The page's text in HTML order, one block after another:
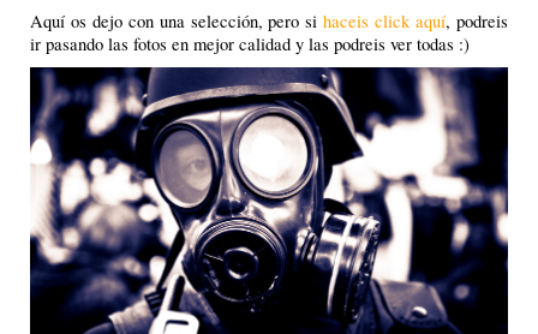
Aquí os dejo con una selección, pero sihaceis click aquí, podreis
ir pasando las fotos en mejor calidad y las podreis ver todas :)